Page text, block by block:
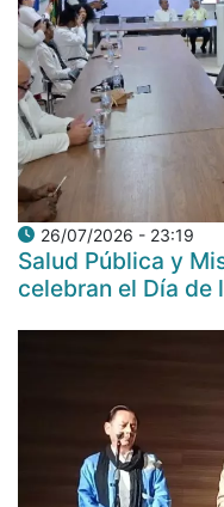
26/07/2026 - 23:19
Salud Pública y
celebran el Día de